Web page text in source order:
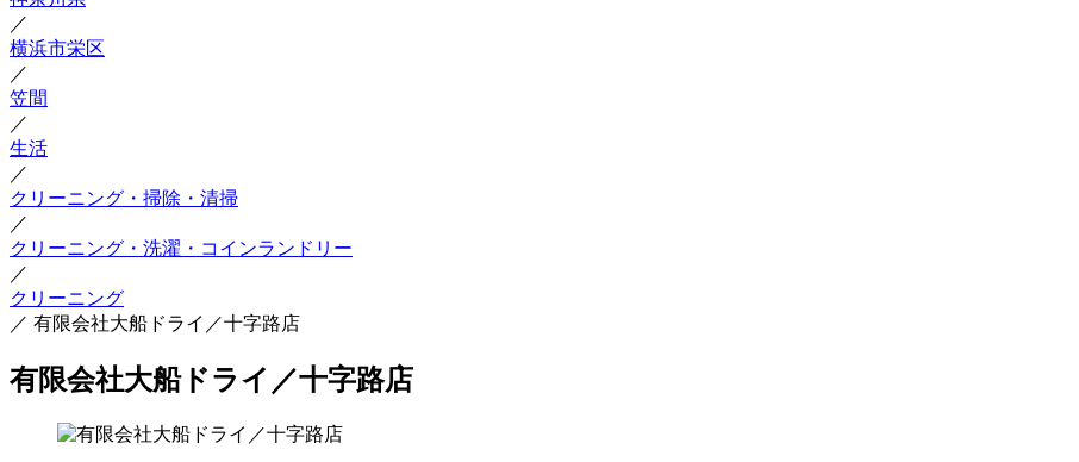
／
横浜市栄区
／
笠間
／
生活
／
クリーニング・掃除・清掃
／
クリーニング・洗濯・コインランドリー
／
クリーニング
／ 有限会社大船ドライ／十字路店
有限会社大船ドライ／十字路店